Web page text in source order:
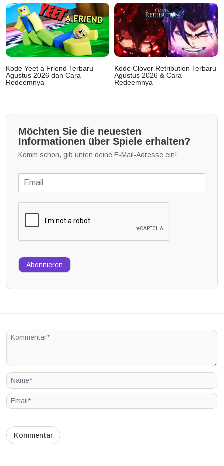
Kode Yeet a Friend Terbaru
Agustus 2026 dan Cara
Redeemnya
Kode Clover Retribution Terbaru
Agustus 2026 & Cara
Redeemnya
Möchten Sie die neuesten
Informationen über Spiele erhalten?
Komm schon, gib unten deine E-Mail-Adresse ein!
Abonnieren